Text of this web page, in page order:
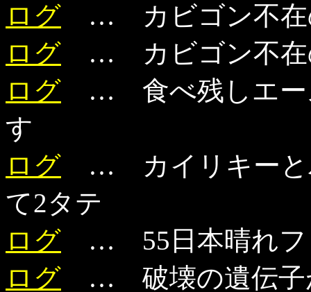
ログ … カビゴン不在
ログ … カビゴン不在
ログ … 食べ残しエー
す
ログ … カイリキーと
て2タテ
ログ … 55日本晴れフ
ログ … 破壊の遺伝子